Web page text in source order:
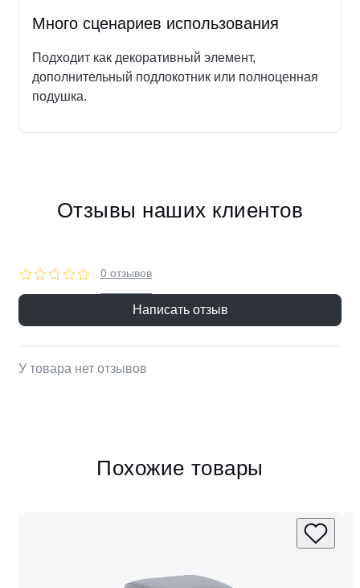
Много сценариев использования
Подходит как декоративный элемент,
дополнительный подлокотник или полноценная
подушка.
Отзывы наших клиентов
0 отзывов
Написать отзыв
У товара нет отзывов
Похожие товары